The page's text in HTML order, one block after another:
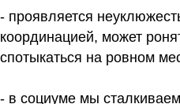
- проявляется
координацией, может
спотыкаться на ровном
- в социуме мы